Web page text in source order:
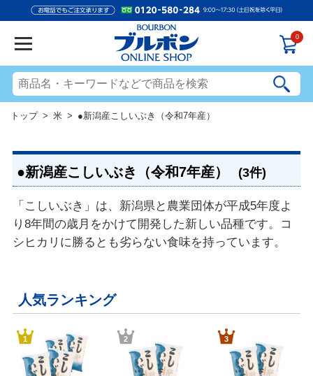
0
トップ> 米 > ●新潟産こしいぶき（令和7年産）
●新潟産こしいぶき（令和7年産） (3件)
「こしいぶき」は、新潟県と農業団体が平成5年度よ
り8年間の歳月をかけて開発した新しい品種です。コ
シヒカリに勝るとも劣らない食味を持っています。
人気ランキング
1 2 3